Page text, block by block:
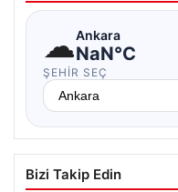
☁Ankara
NaN°C
ŞEHIR SEÇ
Bizi Takip Edin